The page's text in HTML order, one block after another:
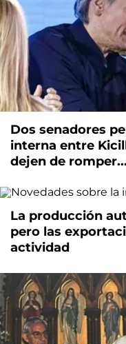
Dos senadores
interna entre
dejen de
La producción
pero las
actividad